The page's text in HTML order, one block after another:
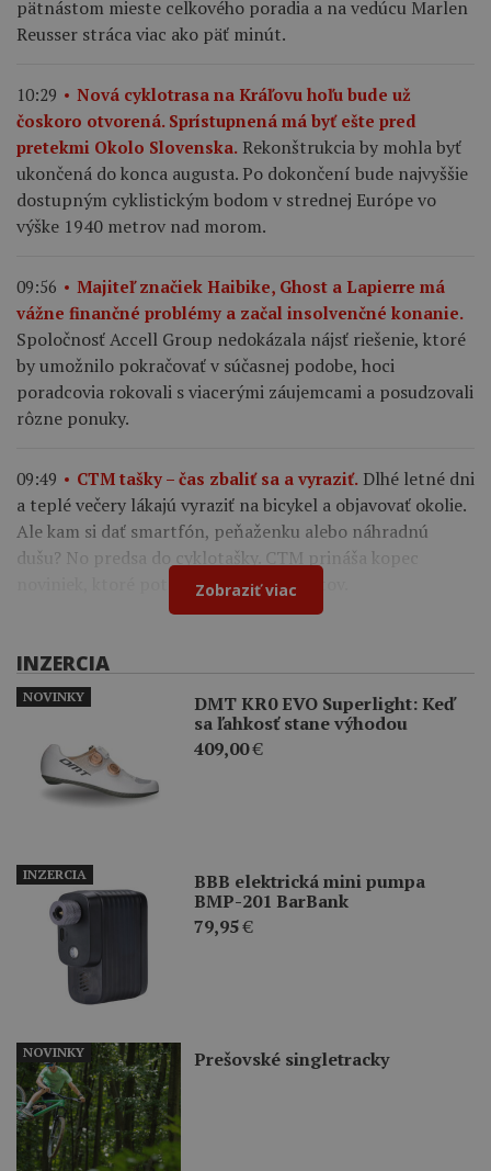
pätnástom mieste celkového poradia a na vedúcu Marlen
Reusser stráca viac ako päť minút.
10:29
Nová cyklotrasa na Kráľovu hoľu bude už
čoskoro otvorená. Sprístupnená má byť ešte pred
pretekmi Okolo Slovenska. Rekonštrukcia by mohla byť
ukončená do konca augusta. Po dokončení bude najvyššie
dostupným cyklistickým bodom v strednej Európe vo
výške 1940 metrov nad morom.
09:56
Majiteľ značiek Haibike, Ghost a Lapierre má
vážne finančné problémy a začal insolvenčné konanie.
Spoločnosť Accell Group nedokázala nájsť riešenie, ktoré
by umožnilo pokračovať v súčasnej podobe, hoci
poradcovia rokovali s viacerými záujemcami a posudzovali
rôzne ponuky.
09:49 CTM tašky – čas zbaliť sa a vyraziť. Dlhé letné dni
a teplé večery lákajú vyraziť na bicykel a objavovať okolie.
Ale kam si dať smartfón, peňaženku alebo náhradnú
dušu? No predsa do cyklotašky. CTM prináša kopec
noviniek, ktoré potešia všetkých cyklistov.
Zobraziť viac
INZERCIA
DMT KR0 EVO Superlight: Keď
sa ľahkosť stane výhodou
409,00€
NOVINKY
BBB elektrická mini pumpa
BMP-201 BarBank
79,95€
INZERCIA
Prešovské singletracky
NOVINKY